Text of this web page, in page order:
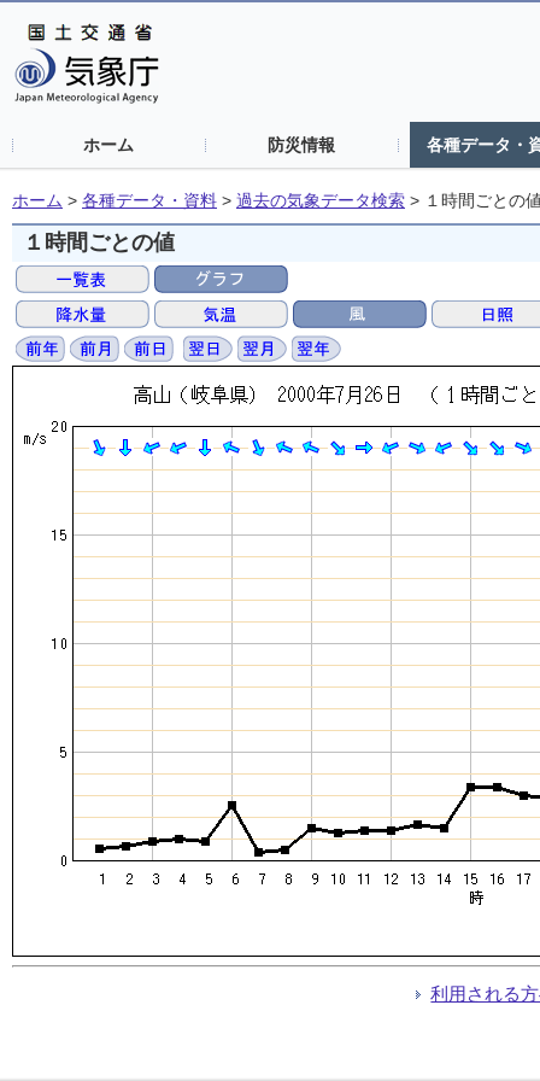
ホーム 防災情報 各種データ・
ホーム > 各種データ・資料 > 過去の気象データ検索 > １時間ごとの
１時間ごとの値
利用される